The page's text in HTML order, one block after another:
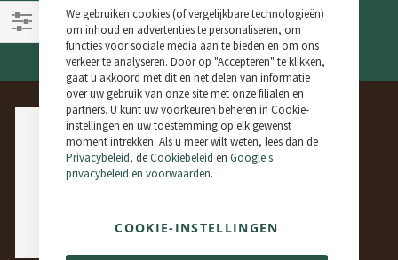
We gebruiken cookies (of vergelijkbare technologieën)
om inhoud en advertenties te personaliseren, om
functies voor sociale media aan te bieden en om ons
verkeer te analyseren. Door op "Accepteren" te klikken,
gaat u akkoord met dit en het delen van informatie
over uw gebruik van onze site met onze filialen en
partners. U kunt uw voorkeuren beheren in Cookie-
instellingen en uw toestemming op elk gewenst
moment intrekken. Als u meer wilt weten, lees dan de
Privacybeleid, deCookiebeleid en Google's
privacybeleid en voorwaarden.
COOKIE-INSTELLINGEN
Filteren
Volg ons op onze sociale netwerken!